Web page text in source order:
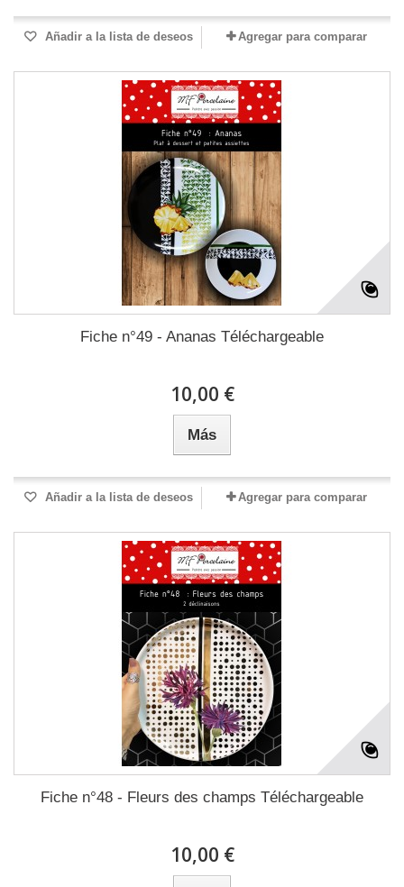
Añadir a la lista de deseos Agregar para comparar
Fiche n°49 - Ananas Téléchargeable
10,00 €
Más
Añadir a la lista de deseos Agregar para comparar
Fiche n°48 - Fleurs des champs Téléchargeable
10,00 €